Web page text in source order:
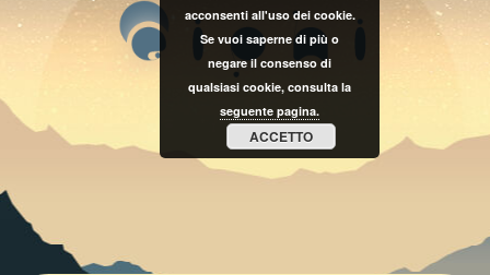
acconsenti all'uso dei cookie.
Se vuoi saperne di più o
negare il consenso di
qualsiasi cookie, consulta la
seguente pagina.
ACCETTO